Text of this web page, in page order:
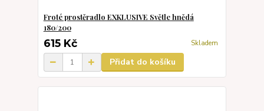
Froté prostěradlo EXKLUSIVE Světle hnědá
180/200
615 Kč Skladem
Přidat do košíku